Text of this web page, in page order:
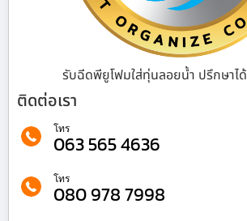
รับฉีดพียูโฟมใส่ทุ่นลอยน้ำ ปรึกษาไ
ติดต่อเรา
โทร
063 565 4636
โทร
080 978 7998